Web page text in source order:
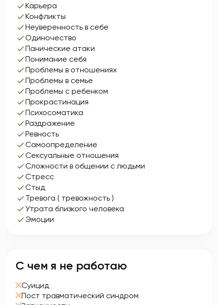
Карьера
Конфликты
Неуверенность в себе
Одиночество
Панические атаки
Понимание себя
Проблемы в отношениях
Проблемы в семье
Проблемы с ребенком
Прокрастинация
Психосоматика
Раздражение
Ревность
Самоопределение
Сексуальные отношения
Сложности в общении с людьми
Стресс
Стыд
Тревога ( тревожность )
Утрата близкого человека
Эмоции
С чем я не работаю
Суицид
Пост травматический синдром